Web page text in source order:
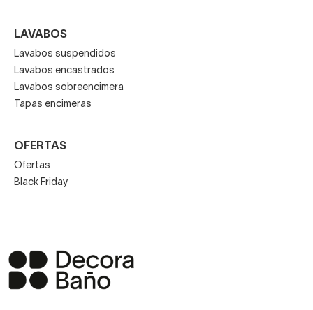
LAVABOS
Lavabos suspendidos
Lavabos encastrados
Lavabos sobreencimera
Tapas encimeras
OFERTAS
Ofertas
Black Friday